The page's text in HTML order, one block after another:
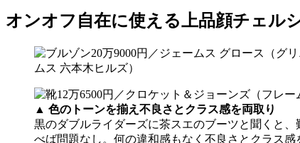
オンオフ自在に使える上品顔チェル
▲ 色のトーンを揃え不良さとクラス感を両取り
黒のダブルライダーズに茶スエのブーツと聞くと
べば問題なし。何の違和感もなく不良さとクラス